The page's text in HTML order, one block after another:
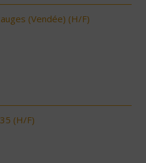
(Vendée) (H/F)
(H/F)